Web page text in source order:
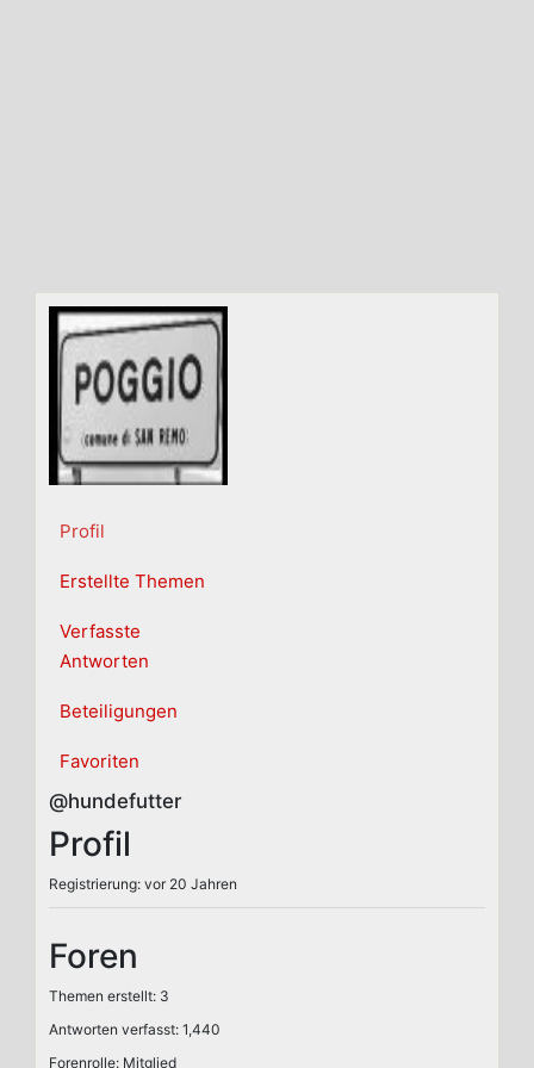
Profil
Erstellte Themen
Verfasste
Antworten
Beteiligungen
Favoriten
@hundefutter
Profil
Registrierung: vor 20 Jahren
Foren
Themen erstellt: 3
Antworten verfasst: 1,440
Forenrolle: Mitglied